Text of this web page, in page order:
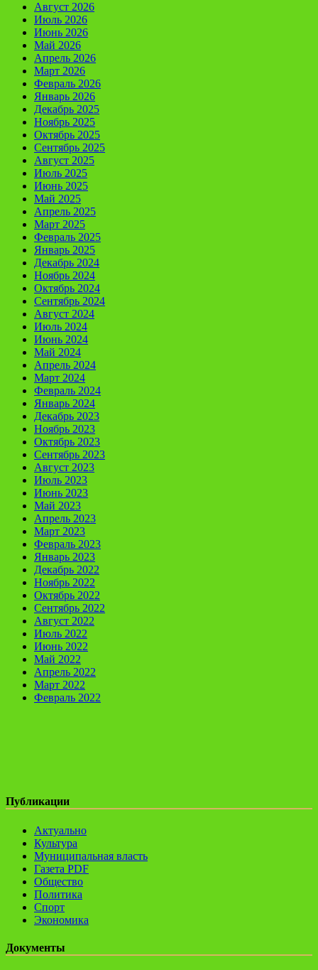
Август 2026
Июль 2026
Июнь 2026
Май 2026
Апрель 2026
Март 2026
Февраль 2026
Январь 2026
Декабрь 2025
Ноябрь 2025
Октябрь 2025
Сентябрь 2025
Август 2025
Июль 2025
Июнь 2025
Май 2025
Апрель 2025
Март 2025
Февраль 2025
Январь 2025
Декабрь 2024
Ноябрь 2024
Октябрь 2024
Сентябрь 2024
Август 2024
Июль 2024
Июнь 2024
Май 2024
Апрель 2024
Март 2024
Февраль 2024
Январь 2024
Декабрь 2023
Ноябрь 2023
Октябрь 2023
Сентябрь 2023
Август 2023
Июль 2023
Июнь 2023
Май 2023
Апрель 2023
Март 2023
Февраль 2023
Январь 2023
Декабрь 2022
Ноябрь 2022
Октябрь 2022
Сентябрь 2022
Август 2022
Июль 2022
Июнь 2022
Май 2022
Апрель 2022
Март 2022
Февраль 2022
Публикации
Актуально
Культура
Муниципальная власть
Газета PDF
Общество
Политика
Спорт
Экономика
Документы